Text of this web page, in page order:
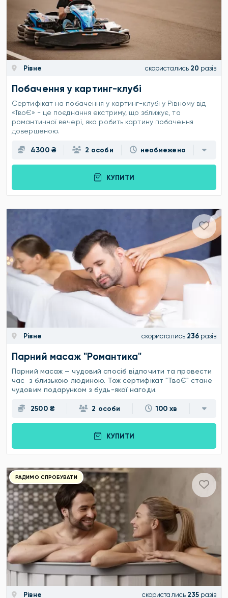
Рівне скористались 20 разів
Побачення у картинг-клубі
Сертифікат на побачення у картинг-клубі у Рівному від
«ТвоЄ» - це поєднання екстриму, що зближує, та
романтичної вечері, яка робить картину побачення
довершеною.
4300 ₴ 2 особи необмежено
КУПИТИ
Рівне скористались 236 разів
Парний масаж "Романтика"
Парний масаж — чудовий спосіб відпочити та провести
час з близькою людиною. Тож сертифікат "ТвоЄ" стане
чудовим подарунком з будь-якої нагоди.
2500 ₴ 2 особи 100 хв
КУПИТИ
РАДИМО СПРОБУВАТИ
Рівне скористались 235 разів